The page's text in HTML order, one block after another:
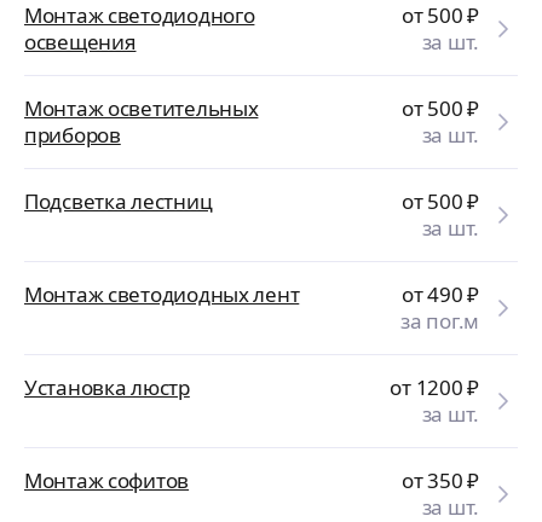
Монтаж светодиодного
освещения
от 500₽
за шт.
Монтаж осветительных
приборов
от 500₽
за шт.
Подсветка лестниц от 500₽
за шт.
Монтаж светодиодных лент от 490₽
за пог.м
Установка люстр от 1200₽
за шт.
Монтаж софитов от 350₽
за шт.